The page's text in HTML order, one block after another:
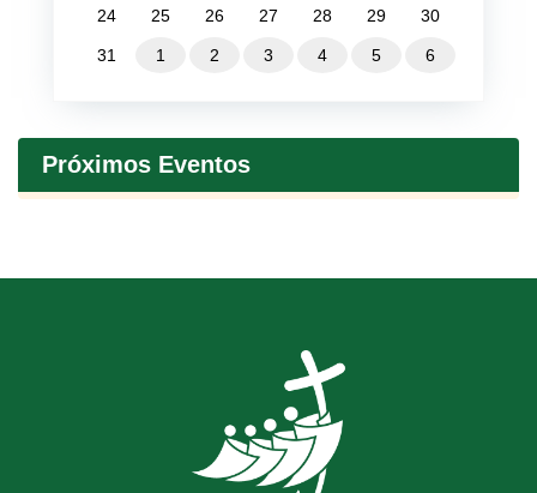
24 25 26 27 28 29 30
31 1 2 3 4 5 6
Próximos Eventos